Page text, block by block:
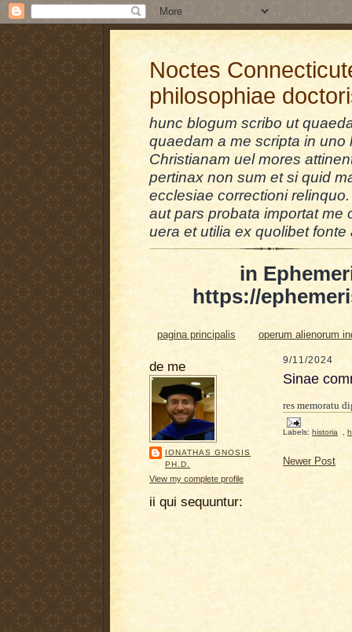
Noctes
philosophiae
hunc blogum scribo ut
quaedam a me scripta in
Christianam uel mores
pertinax non sum et si quid
ecclesiae correctioni
aut pars probata importat me
uera et utilia ex quolibet fonte
in
https://
pagina principalis operum alienorum
de me
IONATHAS GNOSIS
PH.D.
View my complete profile
ii qui sequuntur:
9/11/2024
Sinae
res memoratu
Labels: historia
Newer Post